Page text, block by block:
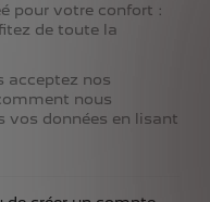
pour votre confort :
de toute la
acceptez nos
nous
vos données en lisant